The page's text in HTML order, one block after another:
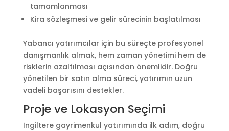
tamamlanması
Kira sözleşmesi ve gelir sürecinin başlatılması
Yabancı yatırımcılar için bu süreçte profesyonel
danışmanlık almak, hem zaman yönetimi hem de
risklerin azaltılması açısından önemlidir. Doğru
yönetilen bir satın alma süreci, yatırımın uzun
vadeli başarısını destekler.
Proje ve Lokasyon Seçimi
İngiltere gayrimenkul yatırımında ilk adım, doğru